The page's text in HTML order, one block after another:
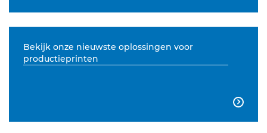
Bekijk onze nieuwste oplossingen voor
productieprinten
